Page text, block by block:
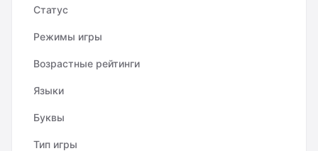
Статус
Режимы игры
Возрастные рейтинги
Языки
Буквы
Тип игры